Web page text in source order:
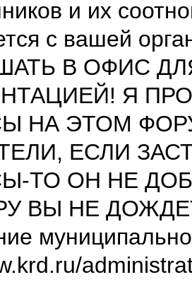
и их
с вашей
В ОФИС
Я
НА ЭТОМ
ЕСЛИ
ТО ОН НЕ
ВЫ НЕ